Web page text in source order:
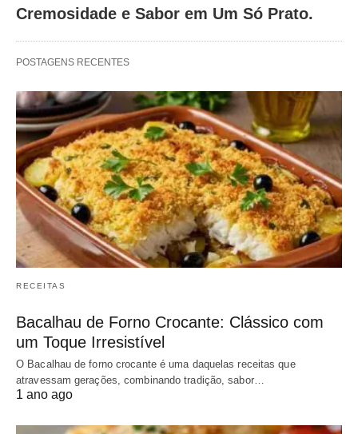
Cremosidade e Sabor em Um Só Prato.
POSTAGENS RECENTES
RECEITAS
Bacalhau de Forno Crocante: Clássico com
um Toque Irresistível
O Bacalhau de forno crocante é uma daquelas receitas que
atravessam gerações, combinando tradição, sabor…
1 ano ago